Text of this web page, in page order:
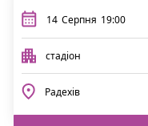
14 Серпня 19:00
стадіон
Радехів